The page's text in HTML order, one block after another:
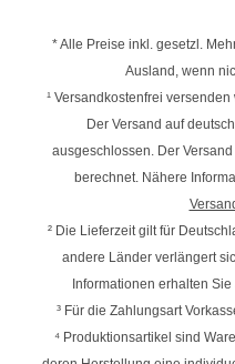
* Alle Preise inkl. gesetzl.
Ausland, wenn
¹ Versandkostenfrei
Der Versand auf
ausgeschlossen. Der
berechnet. Nähere
² Die Lieferzeit gilt für
andere Länder verlängert
Informationen erhalten
³ Für die Zahlungsart
⁴ Produktionsartikel sind